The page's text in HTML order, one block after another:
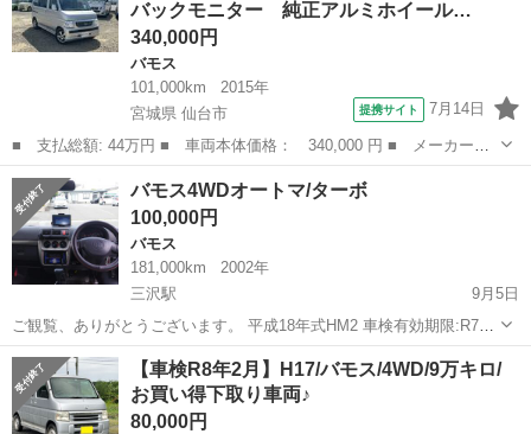
付き、エアコンも冷えて...バックモニター 純正アルミホイール…
340,000円
バモス
101,000km
2015年
宮城県 仙台市
提携サイト 7月14日
■ 支払総額: 44万円 ■ 車両本体価格： 340,000 円 ■ メーカー
名： ホンダ ■ 車種名： バモス ■ グレード名： Ｇ ワンオー
ナー キーレス バックモニター 純正アルミホイール装着 ２０２
５年製ノーマルタ...
宮城
バモス4WDオートマ/ターボ
100,000円
バモス
181,000km
2002年
三沢駅
9月5日
ご観覧、ありがとうございます。 平成18年式HM2 車検有効期限:R7年
11月17日 走行距離181000 普段使いしておりますので距離は延びま
す。 関西から青森県に仕事で来ており冬の対策で今年の7月に4WDの
車両を用意しま...
青森 三沢市 三沢駅 バモス
【車検R8年2月】H17/バモス/4WD/9万キロ/
お買い得下取り車両♪
80,000円